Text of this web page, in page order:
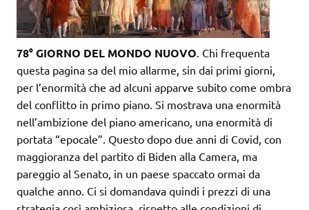
78° GIORNO DEL MONDO NUOVO. Chi frequenta
questa pagina sa del mio allarme, sin dai primi giorni,
per l’enormità che ad alcuni apparve subito come ombra
del conflitto in primo piano. Si mostrava una enormità
nell’ambizione del piano americano, una enormità di
portata “epocale”. Questo dopo due anni di Covid, con
maggioranza del partito di Biden alla Camera, ma
pareggio al Senato, in un paese spaccato ormai da
qualche anno. Ci si domandava quindi i prezzi di una